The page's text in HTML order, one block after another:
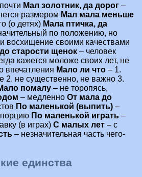
Мал золотник, да дорог –
размером Мал мала меньше
(о детях) Мала птичка, да
по положению, но
восхищение своими качествами
старости щенок – человек
кажется моложе своих лет, не
впечатления Мало ли что – 1.
2. не существенно, не важно 3.
помалу – не торопясь,
– медленно От мала до
По маленькой (выпить) –
По маленькой играть –
(в играх) С малых лет – с
– незначительная часть чего-
единства